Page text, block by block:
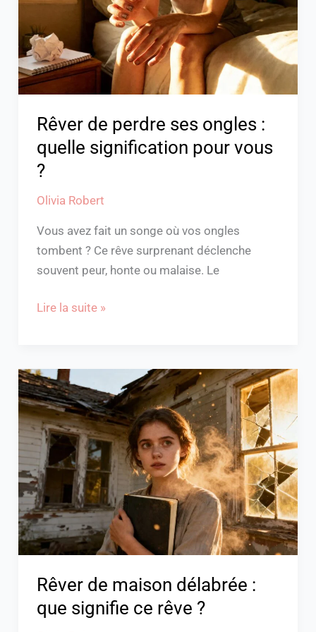
Rêver de perdre ses ongles :
quelle signification pour vous
?
Olivia Robert
Vous avez fait un songe où vos ongles
tombent ? Ce rêve surprenant déclenche
souvent peur, honte ou malaise. Le
quelle
signification
pour
vous
?
Lire la suite »
Rêver de maison délabrée :
que signifie ce rêve ?
Rêver
de
maison
délabrée
:
que
signifie
ce
rêve
?